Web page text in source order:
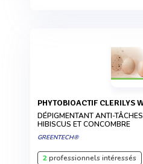
PHYTOBIOACTIF CLERILYS
DÉPIGMENTANT ANTI-
HIBISCUS ET CONCOMBRE
GREENTECH®
2professionnels intéressés